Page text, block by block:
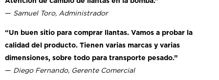
— Samuel Toro, Administrador
“Un buen sitio para comprar llantas. Vamos a probar la
calidad del producto. Tienen varias marcas y varias
dimensiones, sobre todo para transporte pesado.”
— Diego Fernando, Gerente Comercial